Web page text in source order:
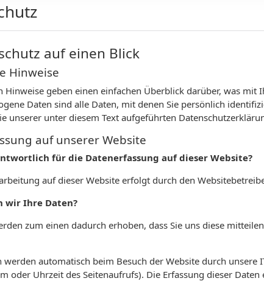
auf einen Blick
Hinweise
Hinweise geben einen einfachen Überblick darüber, was mit
Daten sind alle Daten, mit denen Sie persönlich
unserer unter diesem Text aufgeführten
auf unserer Website
für die Datenerfassung auf dieser Website?
auf dieser Website erfolgt durch den
wir Ihre Daten?
zum einen dadurch erhoben, dass Sie uns diese
werden automatisch beim Besuch der Website durch
oder Uhrzeit des Seitenaufrufs). Die Erfassung dieser